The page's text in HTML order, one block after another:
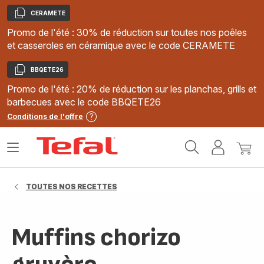
Copier
CERAMETE
Promo de l'été : 30% de réduction sur toutes nos poêles
et casseroles en céramique avec le code CERAMETE
Copier
BBQETE26
Promo de l'été : 20% de réduction sur les planchas, grills et
barbecues avec le code BBQETE26
Conditions de l'offre
MonMon
Ouvrir
TOUTES NOS RECETTES
Muffins chorizo